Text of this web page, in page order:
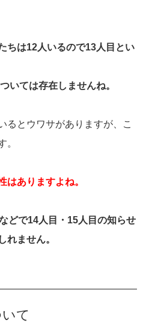
ちは12人いるので13人目とい
いては存在しませんね。
るとウワサがありますが、こ
。
はありますよね。
どで14人目・15人目の知らせ
れません。
て